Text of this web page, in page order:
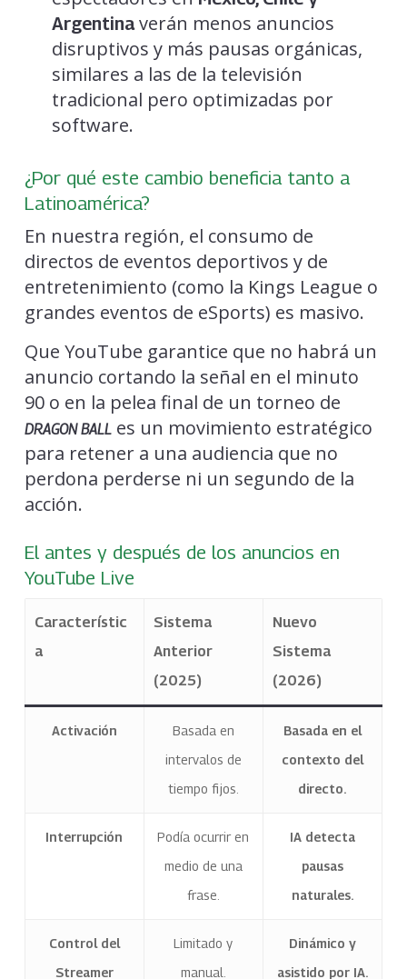
Argentinaverán menos anuncios
disruptivos y más pausas orgánicas,
similares a las de la televisión
tradicional pero optimizadas por
software.
¿Por qué este cambio beneficia tanto a
Latinoamérica?
En nuestra región, el consumo de
directos de eventos deportivos y de
entretenimiento (como la Kings League o
grandes eventos de eSports) es masivo.
Que YouTube garantice que no habrá un
anuncio cortando la señal en el minuto
90 o en la pelea final de un torneo de
DRAGON BALLes un movimiento estratégico
para retener a una audiencia que no
perdona perderse ni un segundo de la
acción.
El antes y después de los anuncios en
YouTube Live
Característic
a
Sistema
Anterior
(2025)
Nuevo
Sistema
(2026)
Activación
Basada en
intervalos de
tiempo fijos.
Basada en el
contexto del
directo.
Interrupción
Podía ocurrir en
medio de una
frase.
IA detecta
pausas
naturales.
Control del
Streamer
Limitado y
manual.
Dinámico y
asistido por IA.